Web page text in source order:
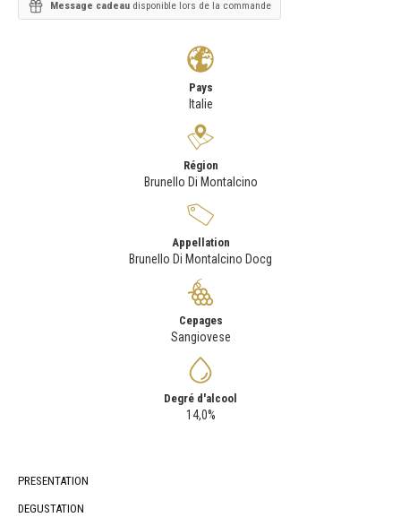
Message cadeau disponible lors de la commande
Pays
Italie
Région
Brunello Di Montalcino
Appellation
Brunello Di Montalcino Docg
Cepages
Sangiovese
Degré d'alcool
14,0%
PRESENTATION
DEGUSTATION